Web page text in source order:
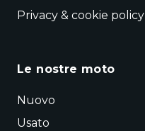
Privacy & cookie policy
Le nostre moto
Nuovo
Usato